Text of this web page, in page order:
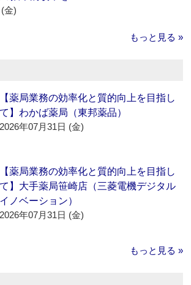
金)
もっと見る »
【薬局業務の効率化と質的向上を目指し
て】わかば薬局（東邦薬品）
2026年07月31日 (金)
【薬局業務の効率化と質的向上を目指し
て】大手薬局笹崎店（三菱電機デジタル
イノベーション）
2026年07月31日 (金)
もっと見る »